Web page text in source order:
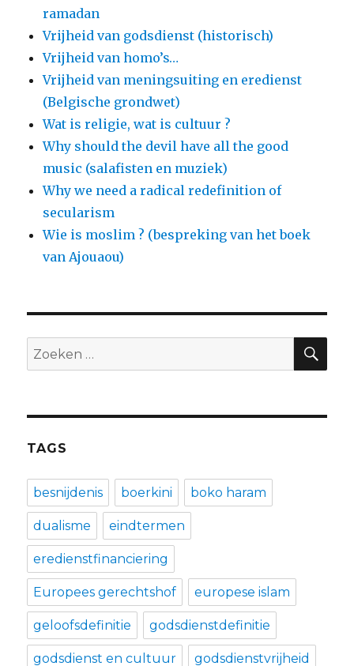
ramadan
Vrijheid van godsdienst (historisch)
Vrijheid van homo’s…
Vrijheid van meningsuiting en eredienst
(Belgische grondwet)
Wat is religie, wat is cultuur ?
Why should the devil have all the good
music (salafisten en muziek)
Why we need a radical redefinition of
secularism
Wie is moslim ? (bespreking van het boek
van Ajouaou)
Zoeken
naar:
TAGS
besnijdenis boerkini boko haram
dualisme eindtermen
eredienstfinanciering
Europees gerechtshof europese islam
geloofsdefinitie godsdienstdefinitie
godsdienst en cultuur godsdienstvrijheid